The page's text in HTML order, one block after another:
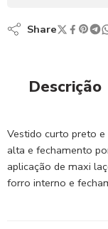
Share
Descrição
Vestido curto preto
alta e fechamento
aplicação de maxi
forro interno e